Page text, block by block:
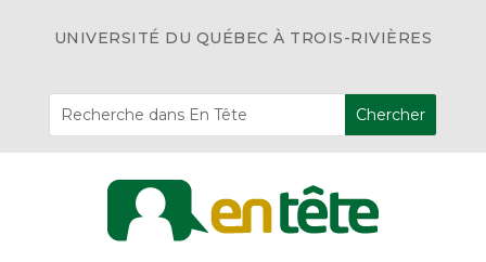
UNIVERSITÉ DU QUÉBEC À TROIS-RIVIÈRES